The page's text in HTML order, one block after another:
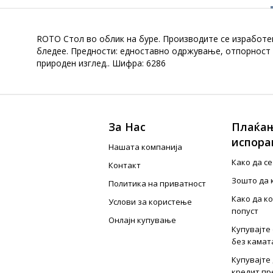
ROTO Стол во облик на буре. Производите се
бледее. Предности: едноставно одржување,
природен изглед.. Шифра: 6286
За Нас
Нашата компанија
Контакт
Политика на приватност
Услови за користење
Онлајн купување
Како да
Зошто да
Како да
попуст
без